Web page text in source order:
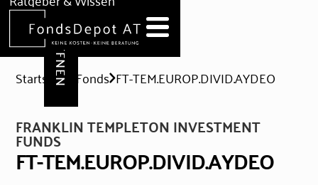
Hilfe & Formulare
DEPOT ERÖFFNEN
Startseite Fonds FT-TEM.EUROP.DIVID.AYDEO
FRANKLIN TEMPLETON INVESTMENT
FUNDS
FT-TEM.EUROP.DIVID.AYDEO